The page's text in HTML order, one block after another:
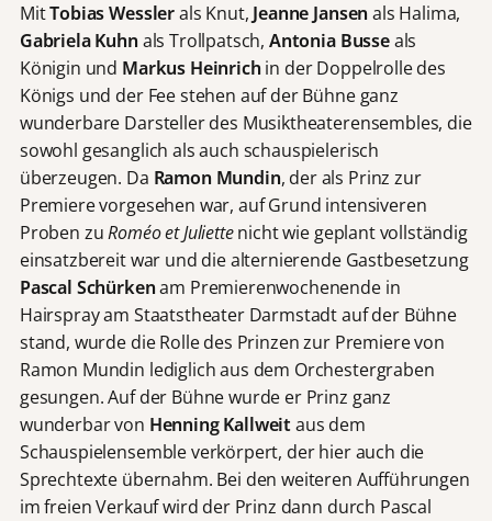
MitTobias Wesslerals Knut, Jeanne Jansenals Halima,
Gabriela Kuhnals Trollpatsch, Antonia Busseals
Königin und Markus Heinrichin der Doppelrolle des
Königs und der Fee stehen auf der Bühne ganz
wunderbare Darsteller des Musiktheaterensembles, die
sowohl gesanglich als auch schauspielerisch
überzeugen. Da Ramon Mundin, der als Prinz zur
Premiere vorgesehen war, auf Grund intensiveren
Proben zuRoméo et Juliettenicht wie geplant vollständig
einsatzbereit war und die alternierende Gastbesetzung
Pascal Schürkenam Premierenwochenende in
Hairspray am Staatstheater Darmstadt auf der Bühne
stand, wurde die Rolle des Prinzen zur Premiere von
Ramon Mundin lediglich aus dem Orchestergraben
gesungen. Auf der Bühne wurde er Prinz ganz
wunderbar von Henning Kallweitaus dem
Schauspielensemble verkörpert, der hier auch die
Sprechtexte übernahm. Bei den weiteren Aufführungen
im freien Verkauf wird der Prinz dann durch Pascal